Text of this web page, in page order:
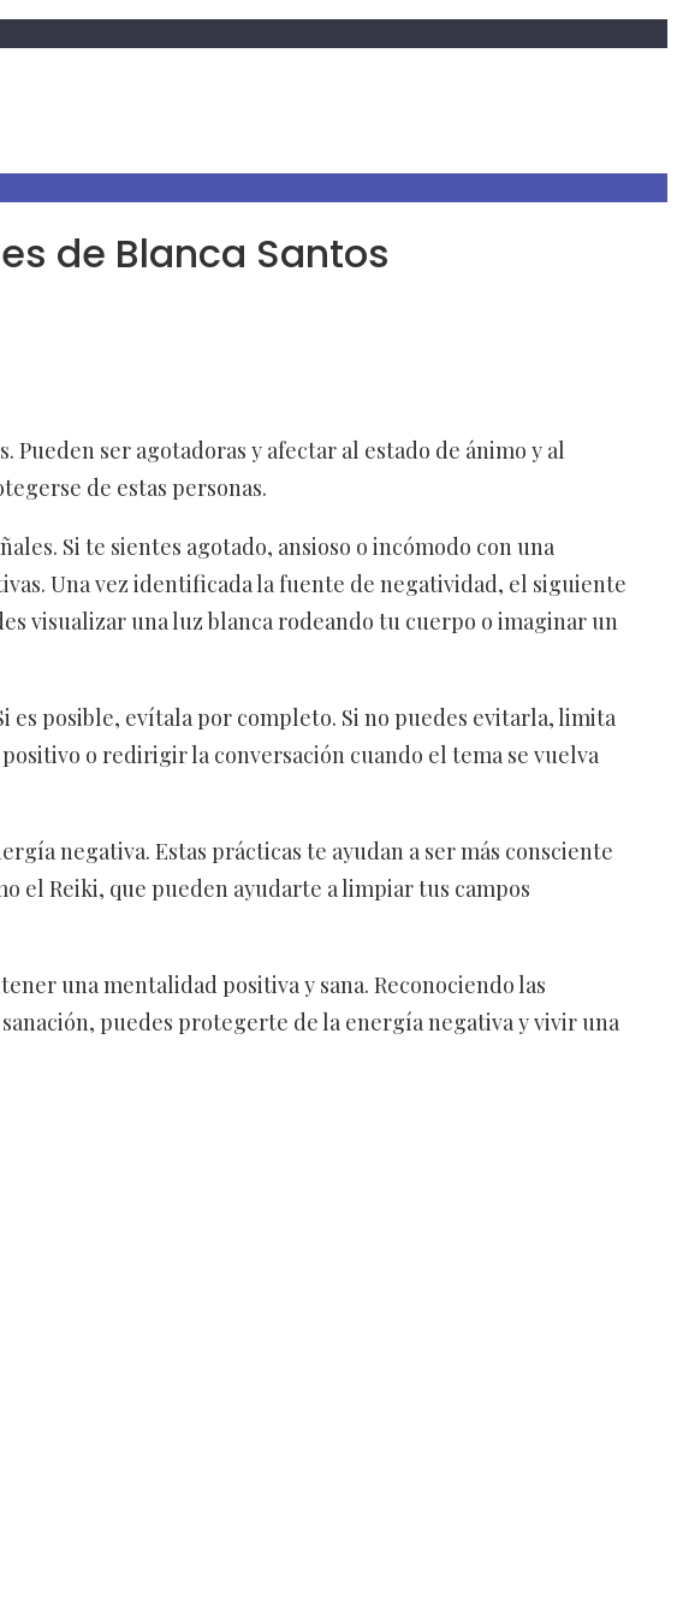
de Blanca Santos
ser agotadoras y afectar al estado de ánimo y al
de estas personas.
Si te sientes agotado, ansioso o incómodo con una
Una vez identificada la fuente de negatividad, el siguiente
visualizar una luz blanca rodeando tu cuerpo o imaginar un
es posible, evítala por completo. Si no puedes evitarla, limita
o redirigir la conversación cuando el tema se vuelva
negativa. Estas prácticas te ayudan a ser más consciente
el Reiki, que pueden ayudarte a limpiar tus campos
una mentalidad positiva y sana. Reconociendo las
puedes protegerte de la energía negativa y vivir una